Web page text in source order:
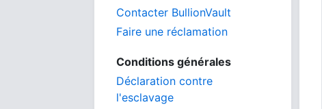
Contacter BullionVault
Faire une réclamation
Conditions générales
Déclaration contre
l'esclavage